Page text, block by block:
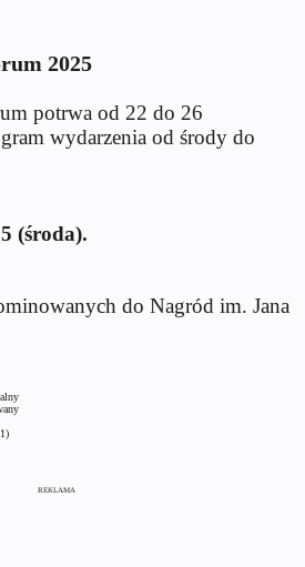
2025
potrwa od 22 do 26
wydarzenia od środy do
(środa).
do Nagród im. Jana
REKLAMA